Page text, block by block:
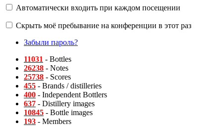
Автоматически входить при каждом посещении
Скрыть моё пребывание на конференции в этот раз
Забыли пароль?
11031 - Bottles
26238 - Notes
25738 - Scores
455 - Brands / distilleries
400 - Independent Bottlers
637 - Distillery images
10845 - Bottle images
193 - Members